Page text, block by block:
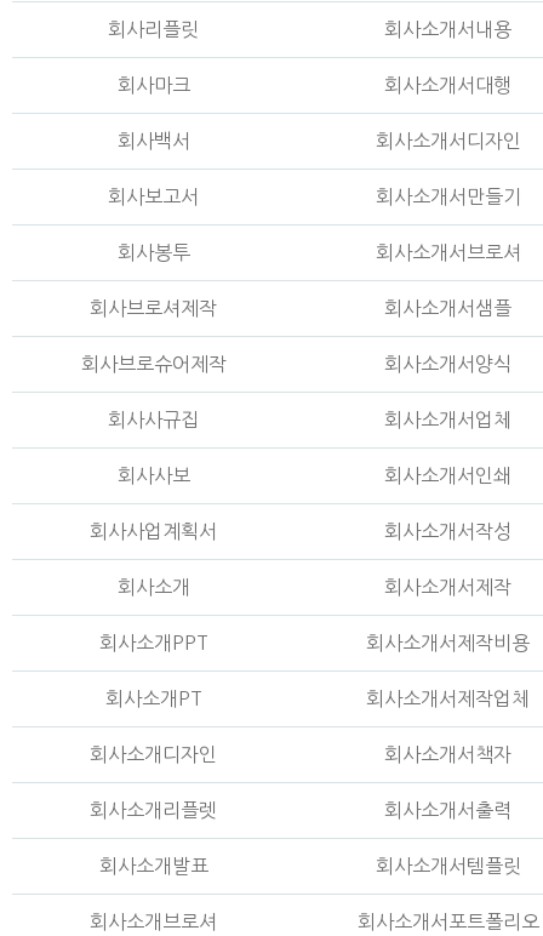
회사리플릿 회사소개서내용
회사마크 회사소개서대행
회사백서 회사소개서디자인
회사보고서 회사소개서만들기
회사봉투 회사소개서브로셔
회사브로셔제작 회사소개서샘플
회사브로슈어제작 회사소개서양식
회사사규집 회사소개서업체
회사사보 회사소개서인쇄
회사사업계획서 회사소개서작성
회사소개 회사소개서제작
회사소개PPT 회사소개서제작비용
회사소개PT 회사소개서제작업체
회사소개디자인 회사소개서책자
회사소개리플렛 회사소개서출력
회사소개발표 회사소개서템플릿
회사소개브로셔 회사소개서포트폴리오